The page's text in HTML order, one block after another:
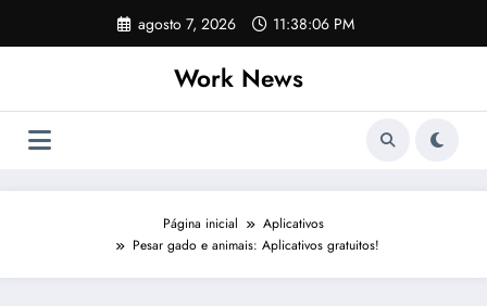
o
agosto 7, 2026 11:38:06 PM
Work News
Página inicial
Aplicativos
Pesar gado e animais: Aplicativos gratuitos!